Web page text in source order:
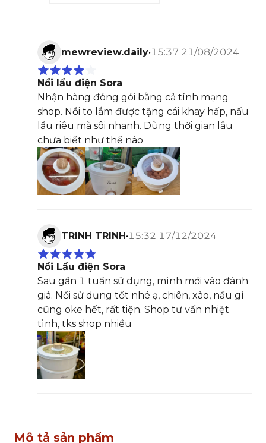
mewreview.daily•15:37 21/08/2024
Nồi lẩu điện Sora
Nhận hàng đóng gói bằng cả tính mạng
shop. Nồi to lắm được tặng cái khay hấp, nấu
lẩu riêu mà sôi nhanh. Dùng thời gian lâu
chưa biết như thế nào
TRINH TRINH•15:32 17/12/2024
Nồi Lẩu điện Sora
Sau gần 1 tuần sử dụng, mình mới vào đánh
giá. Nồi sử dụng tốt nhé ạ, chiên, xào, nấu gì
cũng oke hết, rất tiện. Shop tư vấn nhiệt
tình, tks shop nhiều
Mô tả sản phẩm